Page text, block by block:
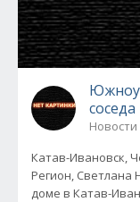
Новости
Катав-Ивановск,
Регион, Светлана
доме в Катав-